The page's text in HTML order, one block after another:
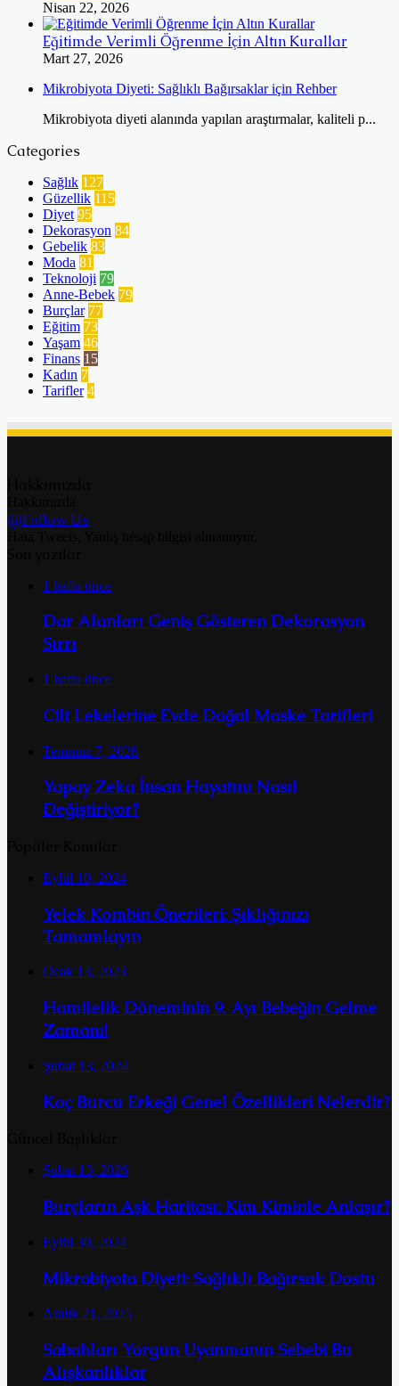
Nisan 22, 2026
Eğitimde Verimli Öğrenme İçin Altın Kurallar
Mart 27, 2026
Mikrobiyota Diyeti: Sağlıklı Bağırsaklar için Rehber
Mikrobiyota diyeti alanında yapılan araştırmalar, kaliteli p...
Categories
Sağlık 127
Güzellik 115
Diyet 95
Dekorasyon 84
Gebelik 83
Moda 81
Teknoloji 79
Anne-Bebek 79
Burçlar 77
Eğitim 73
Yaşam 46
Finans 15
Kadın 7
Tarifler 4
@Follow Us
1 hafta önce
Dar Alanları Geniş Gösteren Dekorasyon
Sırrı
1 hafta önce
Cilt Lekelerine Evde Doğal Maske Tarifleri
Temmuz 7, 2026
Yapay Zeka İnsan Hayatını Nasıl
Değiştiriyor?
Eylül 10, 2024
Yelek Kombin Önerileri: Şıklığınızı
Tamamlayın
Ocak 13, 2023
Hamilelik Döneminin 9. Ayı Bebeğin Gelme
Zamanı!
Şubat 13, 2024
Koç Burcu Erkeği Genel Özellikleri Nelerdir?
Şubat 13, 2026
Burçların Aşk Haritası: Kim Kiminle Anlaşır?
Eylül 30, 2024
Mikrobiyota Diyeti: Sağlıklı Bağırsak Dostu
Aralık 21, 2025
Sabahları Yorgun Uyanmanın Sebebi Bu
Alışkanlıklar